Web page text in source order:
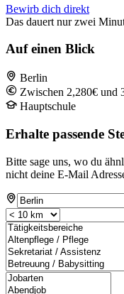
Bewirb dich direkt
Das dauert nur zwei
Auf einen Blick
Berlin
Zwischen 2,280€ und
Hauptschule
Erhalte passende
Bitte sage uns, wo du
nicht deine E-Mail